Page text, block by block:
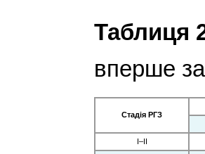
Таблиця
вперше
Стадія РГЗ
І–ІІ